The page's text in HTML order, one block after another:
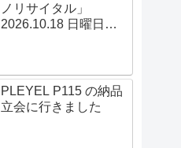
ノリサイタル」
2026.10.18 日曜日
PLEYEL P115 の納品
立会に行きました